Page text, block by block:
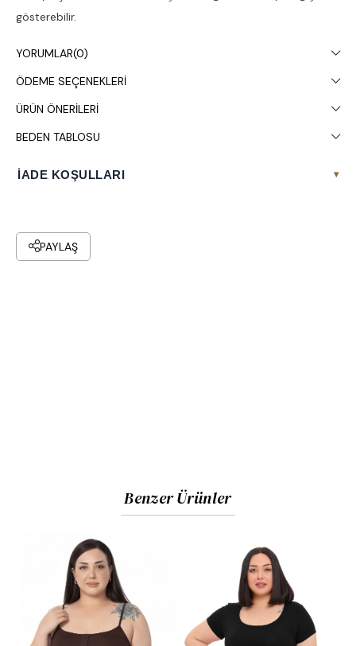
gösterebilir.
Çamaşır makinesinde 30° yıkanması tavsiye edilir.
YORUMLAR(0)
ÖDEME SEÇENEKLERI
ÜRÜN ÖNERILERI
BEDEN TABLOSU
İADE KOŞULLARI ▾
PAYLAŞ
Benzer Ürünler